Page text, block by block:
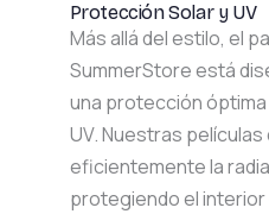
Protección Solar y UV
Más allá del estilo, el
SummerStore está
una protección
UV. Nuestras
eficientemente la
protegiendo el interior